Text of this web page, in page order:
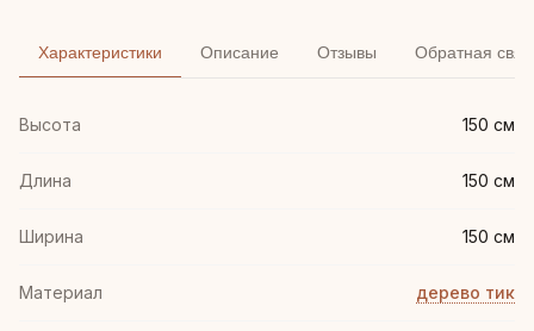
Характеристики Описание Отзывы Обратная
Высота 150 см
Длина 150 см
Ширина 150 см
Материал дерево тик